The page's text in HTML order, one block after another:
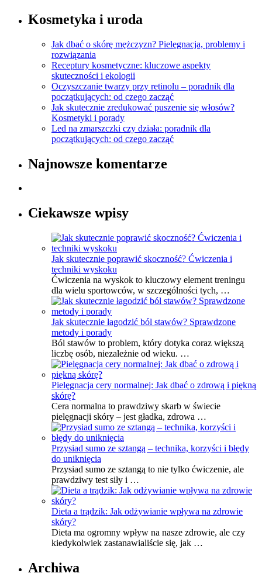
Kosmetyka i uroda
Jak dbać o skórę mężczyzn? Pielęgnacja, problemy i
rozwiązania
Receptury kosmetyczne: kluczowe aspekty
skuteczności i ekologii
Oczyszczanie twarzy przy retinolu – poradnik dla
początkujących: od czego zacząć
Jak skutecznie zredukować puszenie się włosów?
Kosmetyki i porady
Led na zmarszczki czy działa: poradnik dla
początkujących: od czego zacząć
Najnowsze komentarze
Ciekawsze wpisy
Jak skutecznie poprawić skoczność? Ćwiczenia i
techniki wyskoku
Ćwiczenia na wyskok to kluczowy element treningu
dla wielu sportowców, w szczególności tych, …
Jak skutecznie łagodzić ból stawów? Sprawdzone
metody i porady
Ból stawów to problem, który dotyka coraz większą
liczbę osób, niezależnie od wieku. …
Pielęgnacja cery normalnej: Jak dbać o zdrową i piękną
skórę?
Cera normalna to prawdziwy skarb w świecie
pielęgnacji skóry – jest gładka, zdrowa …
Przysiad sumo ze sztangą – technika, korzyści i błędy
do uniknięcia
Przysiad sumo ze sztangą to nie tylko ćwiczenie, ale
prawdziwy test siły i …
Dieta a trądzik: Jak odżywianie wpływa na zdrowie
skóry?
Dieta ma ogromny wpływ na nasze zdrowie, ale czy
kiedykolwiek zastanawialiście się, jak …
Archiwa